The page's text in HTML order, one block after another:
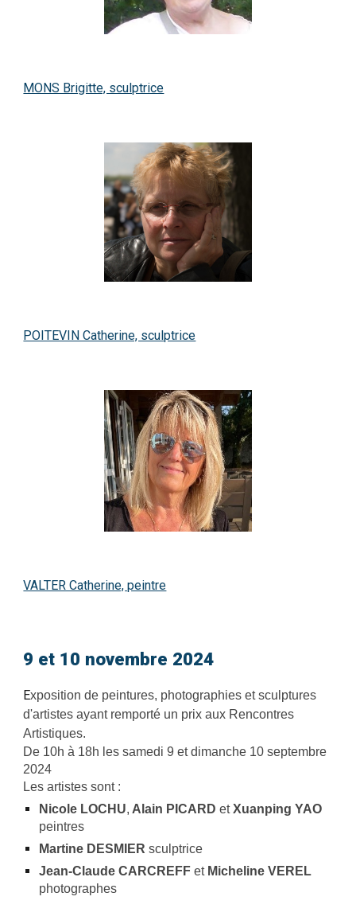
MONS Brigitte, sculptrice
POITEVIN Catherine, sculptrice
VALTER Catherine, peintre
9 et 10 novembre 2024
Exposition de peintures, photographies et sculptures
d'artistes ayant remporté un prix aux Rencontres
Artistiques.
De 10h à 18h les samedi 9 et dimanche 10 septembre
2024
Les artistes sont :
Nicole LOCHU, Alain PICARDetXuanping YAO
peintres
Martine DESMIER sculptrice
Jean-Claude CARCREFF et Micheline VEREL
photographes